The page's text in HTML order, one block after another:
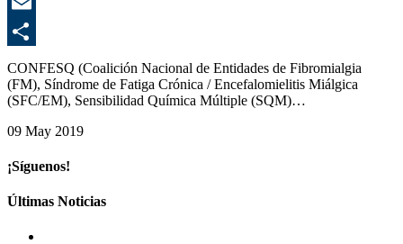
CONFESQ (Coalición Nacional de Entidades de Fibromialgia
(FM), Síndrome de Fatiga Crónica / Encefalomielitis Miálgica
(SFC/EM), Sensibilidad Química Múltiple (SQM)…
09 May 2019
¡Síguenos!
Últimas Noticias